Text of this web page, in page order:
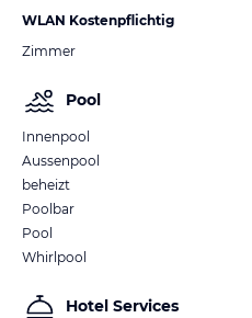
WLAN Kostenpflichtig
Zimmer
Pool
Innenpool
Aussenpool
beheizt
Poolbar
Pool
Whirlpool
Hotel Services